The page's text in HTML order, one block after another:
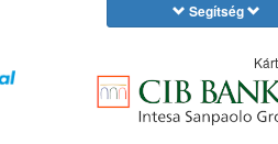
Segítség